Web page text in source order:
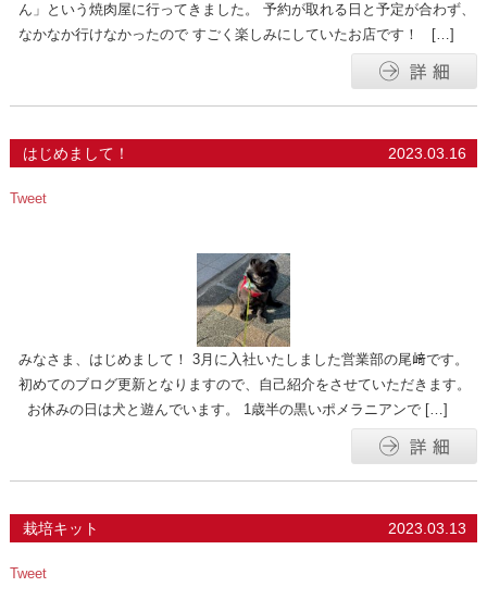
ん」という焼肉屋に行ってきました。 予約が取れる日と予定が合わず、
なかなか行けなかったので すごく楽しみにしていたお店です！ […]
はじめまして！ 2023.03.16
Tweet
みなさま、はじめまして！ 3月に入社いたしました営業部の尾﨑です。
初めてのブログ更新となりますので、自己紹介をさせていただきます。
お休みの日は犬と遊んでいます。 1歳半の黒いポメラニアンで […]
栽培キット 2023.03.13
Tweet